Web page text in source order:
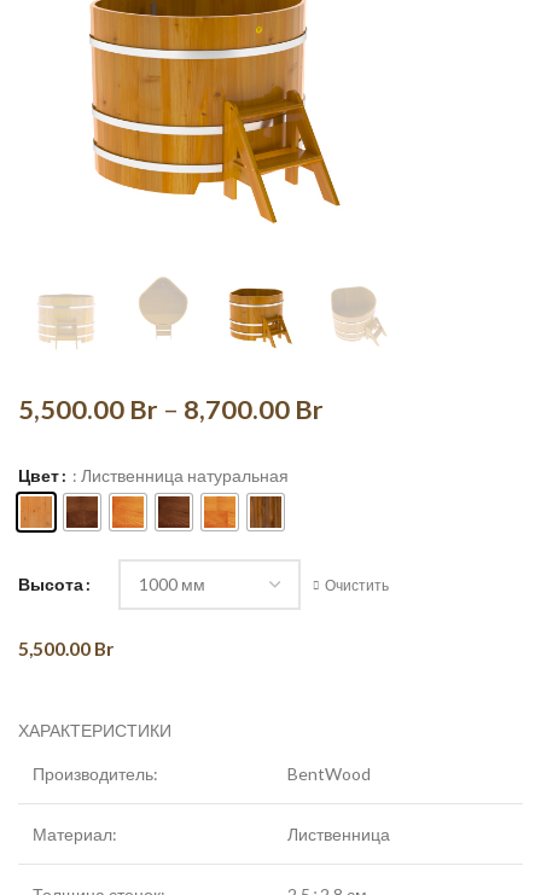
5,500.00 Br – 8,700.00 Br
Цвет : Лиственница натуральная
Высота Очистить
5,500.00 Br
ХАРАКТЕРИСТИКИ
Производитель: BentWood
Материал: Лиственница